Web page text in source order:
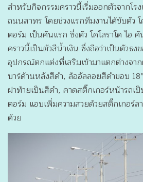
สำหรับกิจกรรมคราวนี้เริ่มออกตัวจากโร
ถนนสาทร โดยช่วงแรกทีมงานได้ขับตัว
ตอร์ม เป็นคันแรก ซึ่งตัว โคโลราโด ไฮ
คราวนี้เป็นตัวสีน้ำเงิน ซึ่งถือว่าเป็นตัวธง
อุปกรณ์ตกแต่งที่เสริมเข้ามาแตกต่างจา
บาร์ด้านหลังสีดำ, ล้ออัลลอยสีดำขอบ
ฝาท้ายเป็นสีดำ, คาดสติ๊กเกอร์หน้ารถเ
ตอร์ม แอบเพิ่มความสวยด้วยสติ๊กเกอร์ล
ด้วย